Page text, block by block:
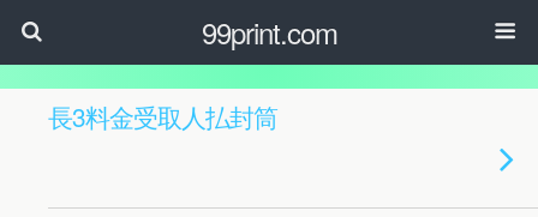
99print.com
長3料金受取人払封筒